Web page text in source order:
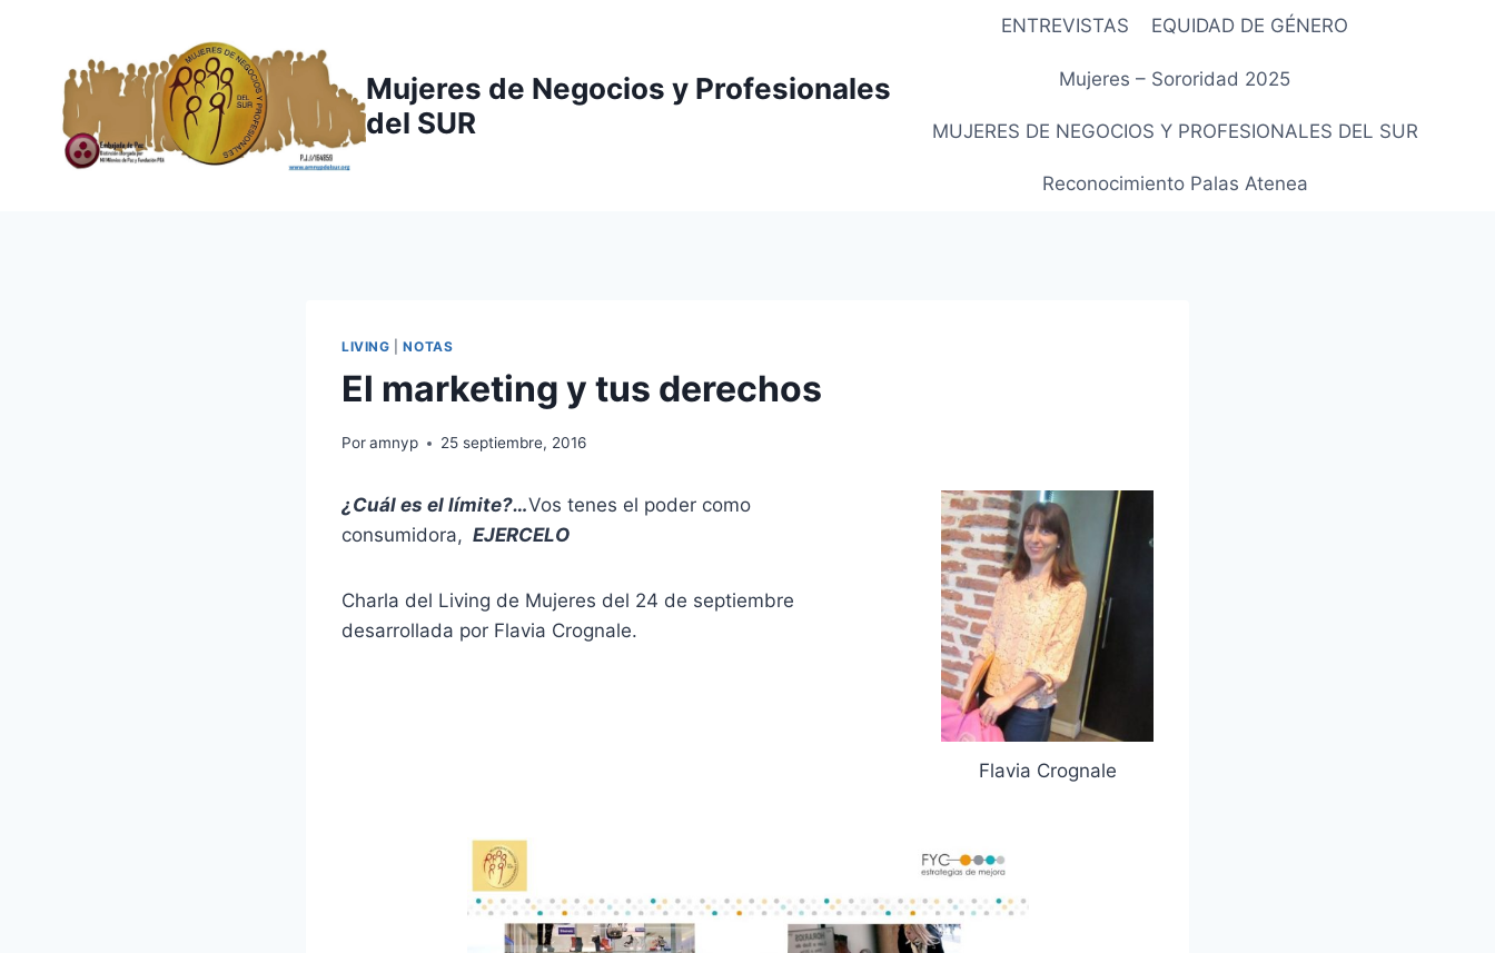
contenido
Mujeres de Negocios y Profesionales
del SUR
ENTREVISTAS EQUIDAD DE GÉNERO
Mujeres – Sororidad 2025
MUJERES DE NEGOCIOS Y PROFESIONALES DEL SUR
Reconocimiento Palas Atenea
LIVING |NOTAS
El marketing y tus derechos
Poramnyp 25 septiembre, 2016
Flavia Crognale
¿Cuál es el límite?…Vos tenes el poder como
consumidora, EJERCELO
Charla del Living de Mujeres del 24 de septiembre
desarrollada por Flavia Crognale.